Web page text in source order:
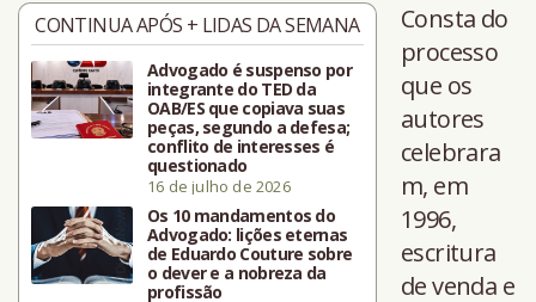
CONTINUA APÓS + LIDAS DA SEMANA
Advogado é suspenso por
integrante do TED da
OAB/ES que copiava suas
peças, segundo a defesa;
conflito de interesses é
questionado
16 de julho de 2026
Os 10 mandamentos do
Advogado: lições eternas
de Eduardo Couture sobre
o dever e a nobreza da
profissão
Consta do
processo
que os
autores
celebrara
m, em
1996,
escritura
de venda e